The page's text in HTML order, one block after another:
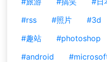
#rss
#照片 #3d
#趣站
#photoshop
#android